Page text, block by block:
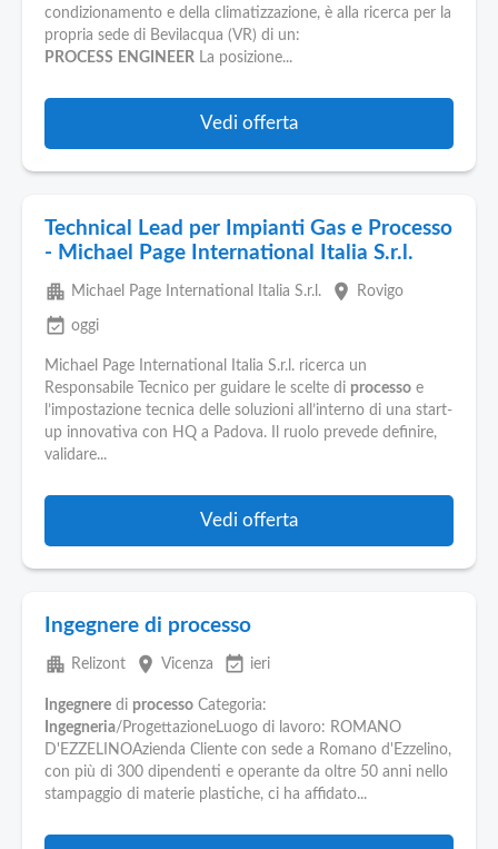
condizionamento e della climatizzazione, è alla ricerca per la
propria sede di Bevilacqua (VR) di un:
PROCESS ENGINEER La posizione...
Vedi offerta
Technical Lead per Impianti Gas e Processo
- Michael Page International Italia S.r.l.
apartment Michael Page International Italia S.r.l. place Rovigo
event_available oggi
Michael Page International Italia S.r.l. ricerca un
Responsabile Tecnico per guidare le scelte di processo e
l’impostazione tecnica delle soluzioni all’interno di una start-
up innovativa con HQ a Padova. Il ruolo prevede definire,
validare...
Vedi offerta
Ingegnere di processo
apartment Relizont place Vicenza event_available ieri
Ingegnere di processo Categoria:
Ingegneria/ProgettazioneLuogo di lavoro: ROMANO
D'EZZELINOAzienda Cliente con sede a Romano d'Ezzelino,
con più di 300 dipendenti e operante da oltre 50 anni nello
stampaggio di materie plastiche, ci ha affidato...